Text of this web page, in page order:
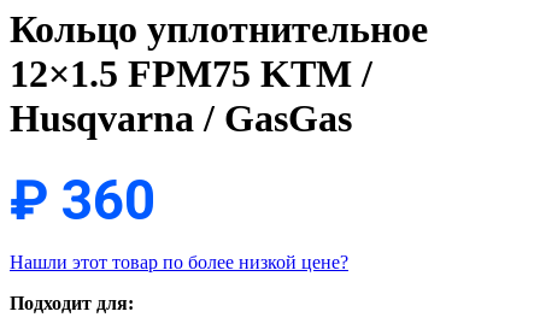
Кольцо уплотнительное
12×1.5 FPM75 KTM /
Husqvarna / GasGas
₽ 360
Нашли этот товар по более низкой цене?
Подходит для: